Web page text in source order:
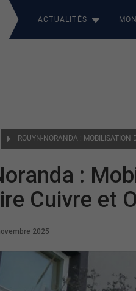
ACTUALITÉS
:
Cuivre et
2025